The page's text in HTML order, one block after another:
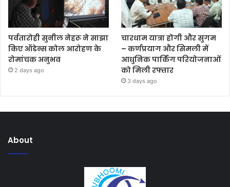
पर्वतारोही सुनील नेहरू ने साझा
किए ऑडेन्स कोल आरोहण के
रोमांचक अनुभव
2 days ago
चारधाम यात्रा होगी और सुगम
– कर्णप्रयाग और सिमली में
आधुनिक पार्किंग परियोजनाओं
को मिली रफ्तार
3 days ago
About